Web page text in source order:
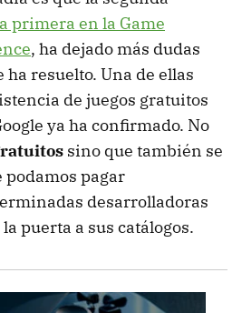
primera en la Game
, ha dejado más dudas
ha resuelto. Una de ellas
de juegos gratuitos
ya ha confirmado. No
sino que también se
podamos pagar
desarrolladoras
puerta a sus catálogos.